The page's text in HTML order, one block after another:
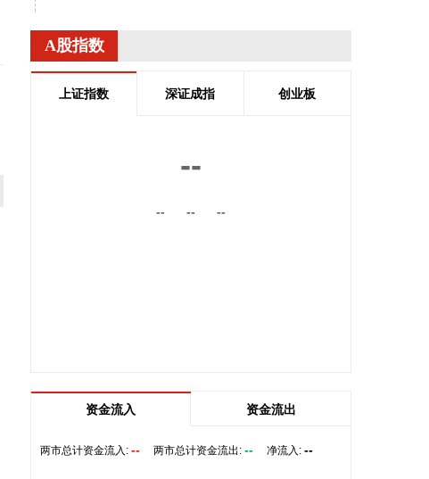
像级激光雷达，也是首批搭载华为乾崑智驾ADS 5的
车型。阿维塔科技董事长王辉在发布会上透露，截至
8月8日，华为乾崑智驾里程突破137亿公里，位居全
乌克兰方面8日消息称，正在塞尔维亚访问的乌克兰
将每月向乌克兰提供“爱国者”防空系统拦截导弹。泽
“金科股份”公众号消息，2026年8月，金科地产集团
能研究院在重庆正式签署全方位合作协议。双方将依
A股指数
上证指数 深证成指 创业板
--
-- -- --
资金流入 资金流出
两市总计资金流入: -- 两市总计资金流出: -- 净流入: --